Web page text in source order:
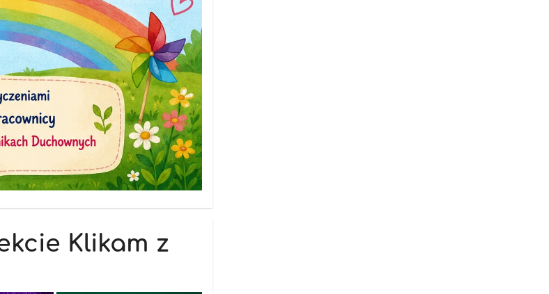
Klikam z